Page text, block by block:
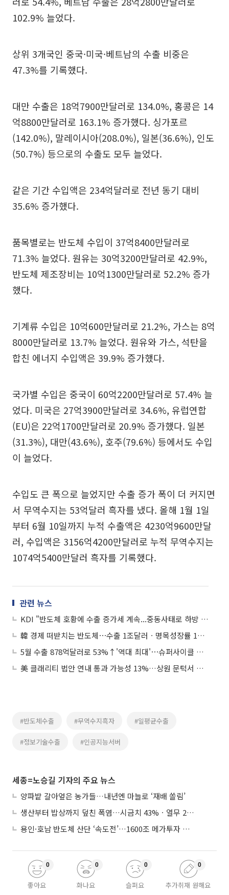
102.9% 늘었다.
상위 3개국인 중국·미국·베트남의 수출 비중은
47.3%를 기록했다.
대만 수출은 18억7900만달러로 134.0%, 홍콩은 14
억8800만달러로 163.1% 증가했다. 싱가포르
(142.0%), 말레이시아(208.0%), 일본(36.6%), 인도
(50.7%) 등으로의 수출도 모두 늘었다.
같은 기간 수입액은 234억달러로 전년 동기 대비
35.6% 증가했다.
품목별로는 반도체 수입이 37억8400만달러로
71.3% 늘었다. 원유는 30억3200만달러로 42.9%,
반도체 제조장비는 10억1300만달러로 52.2% 증가
했다.
기계류 수입은 10억600만달러로 21.2%, 가스는 8억
8000만달러로 13.7% 늘었다. 원유와 가스, 석탄을
합친 에너지 수입액은 39.9% 증가했다.
국가별 수입은 중국이 60억2200만달러로 57.4% 늘
었다. 미국은 27억3900만달러로 34.6%, 유럽연합
(EU)은 22억1700만달러로 20.9% 증가했다. 일본
(31.3%), 대만(43.6%), 호주(79.6%) 등에서도 수입
이 늘었다.
수입도 큰 폭으로 늘었지만 수출 증가 폭이 더 커지면
서 무역수지는 53억달러 흑자를 냈다. 올해 1월 1일
부터 6월 10일까지 누적 수출액은 4230억9600만달
러, 수입액은 3156억4200만달러로 누적 무역수지는
1074억5400만달러 흑자를 기록했다.
관련 뉴스
KDI "반도체 호황에 수출 증가세 계속...중동사태로 하방 위험 상존"
韓 경제 떠받치는 반도체⋯수출 1조달러ㆍ명목성장률 10% 이끈다
5월 수출 878억달러로 53%↑'역대 최대'⋯슈퍼사이클 반도체 '주도'
美 클래리티 법안 연내 통과 가능성 13%…상원 문턱서 제동
#반도체수출 #무역수지흑자 #일평균수출
#정보기술수출 #인공지능서버
세종=노승길 기자의 주요 뉴스
양파밭 갈아엎은 농가들…내년엔 마늘로 ‘재배 쏠림’
생산부터 밥상까지 덮친 폭염…시금치 43%ㆍ열무 28% 급등
용인·호남 반도체 산단 ‘속도전’…1600조 메가투자 이행 총력
좋아요
0
화나요
0
슬퍼요
0
추가취재 원해요
0